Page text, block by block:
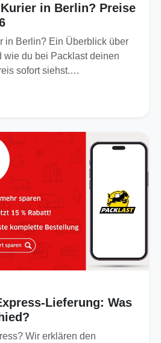
in Berlin? Preise
in Berlin? Ein Überblick über
wie du bei Packlast deinen
sofort siehst.…
Lieferung: Was
Wir erklären den